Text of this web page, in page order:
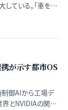
ている。「車を作
が示す都市OS
御AIから工場デ
界とNVIDIAの関係